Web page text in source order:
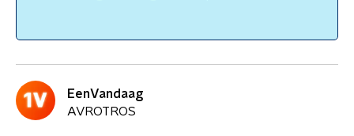
EenVandaag
AVROTROS